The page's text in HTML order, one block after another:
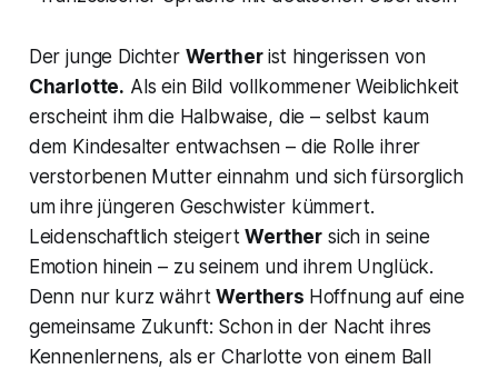
Der junge Dichter Wertherist hingerissen von
Charlotte. Als ein Bild vollkommener Weiblichkeit
erscheint ihm die Halbwaise, die – selbst kaum
dem Kindesalter entwachsen – die Rolle ihrer
verstorbenen Mutter einnahm und sich fürsorglich
um ihre jüngeren Geschwister kümmert.
Leidenschaftlich steigertWerther sich in seine
Emotion hinein – zu seinem und ihrem Unglück.
Denn nur kurz währtWerthers Hoffnung auf eine
gemeinsame Zukunft: Schon in der Nacht ihres
Kennenlernens, als er Charlotte von einem Ball